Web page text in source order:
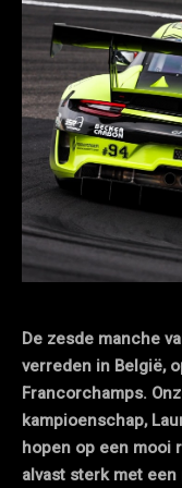
De zesde manche
verreden in België,
Francorchamps.
kampioenschap,
hopen op een mooi
alvast sterk met